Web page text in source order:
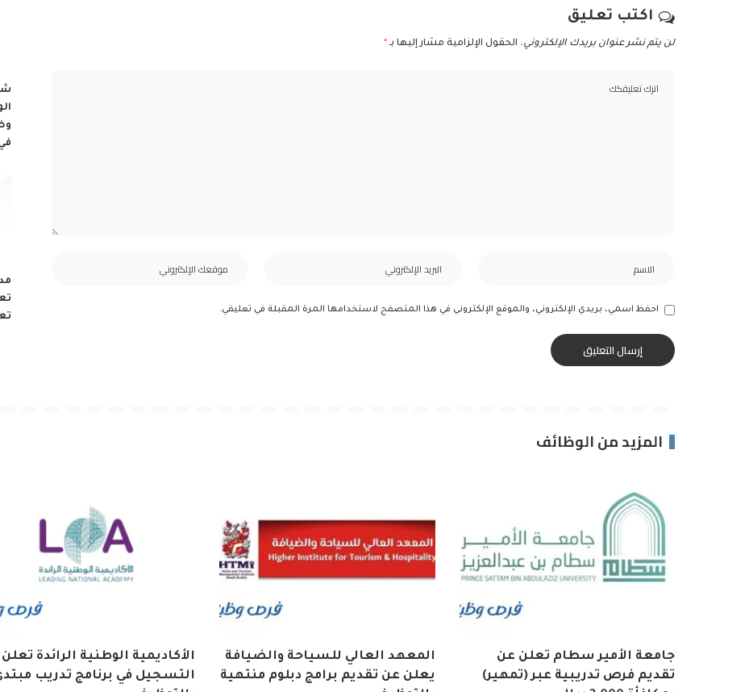
اكتب تعليق
لن يتم نشر عنوان بريدك الإلكتروني. الحقول الإلزامية مشار إليها بـ *
احفظ اسمي، بريدي الإلكتروني، والموقع الإلكتروني في هذا المتصفح لاستخدامها المرة المقبلة في تعليقي.
المزيد من الوظائف
جامعة الأمير سطام تعلن عن
تقديم فرص تدريبية عبر (تمهير)
المعهد العالي للسياحة والضيافة
يعلن عن تقديم برامج دبلوم منتهية
الأكاديمية الوطنية الرائدة تعلن
التسجيل في برنامج تدريب